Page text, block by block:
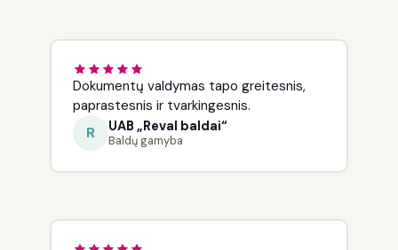
Dokumentų valdymas tapo greitesnis,
paprastesnis ir tvarkingesnis.
R UAB „Reval baldai“
Baldų gamyba